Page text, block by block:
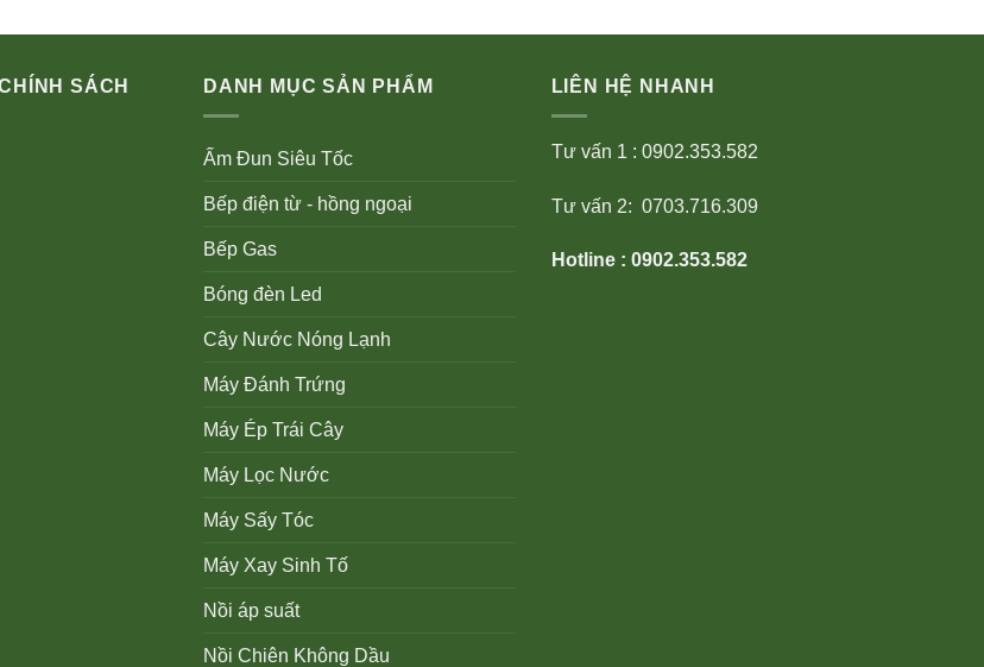
SÁCH DANH MỤC SẢN PHẨM
Ấm Đun Siêu Tốc
Bếp điện từ - hồng ngoại
Bếp Gas
Bóng đèn Led
Cây Nước Nóng Lạnh
Máy Đánh Trứng
Máy Ép Trái Cây
Máy Lọc Nước
Máy Sấy Tóc
Máy Xay Sinh Tố
Nồi áp suất
Nồi Chiên Không Dầu
LIÊN HỆ NHANH
Tư vấn 1 : 0902.353.582
Tư vấn 2: 0703.716.309
Hotline : 0902.353.582